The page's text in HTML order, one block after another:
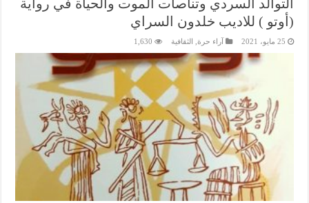
التوالد السردي وتناصات الموت والحياة في رواية
(أوتو ) للاديب خلدون السراي
25 مايو، 2021 آراء حرة الثقافية 1,630